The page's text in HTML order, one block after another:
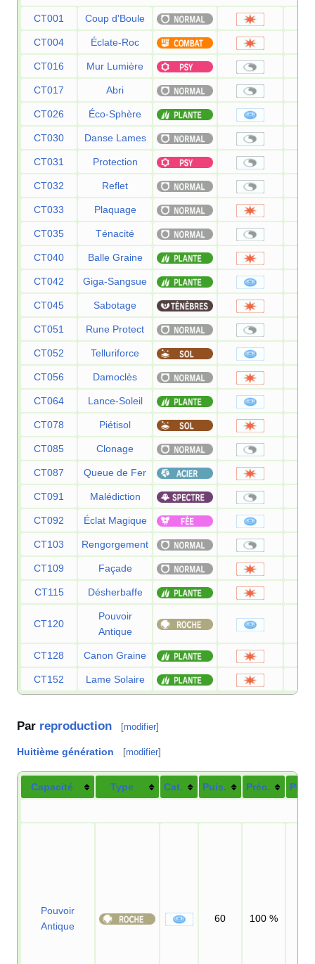
CT001 Coup d'Boule
CT004 Éclate-Roc
CT016 Mur Lumière
CT017 Abri
CT026 Éco-Sphère
CT030 Danse Lames
CT031 Protection
CT032 Reflet
CT033 Plaquage
CT035 Ténacité
CT040 Balle Graine
CT042 Giga-Sangsue
CT045 Sabotage
CT051 Rune Protect
CT052 Telluriforce
CT056 Damoclès
CT064 Lance-Soleil
CT078 Piétisol
CT085 Clonage
CT087 Queue de Fer
CT091 Malédiction
CT092 Éclat Magique
CT103 Rengorgement
CT109 Façade
CT115 Désherbaffe
CT120
Pouvoir
Antique
CT128 Canon Graine
CT152 Lame Solaire
Par reproduction [modifier]
Huitième génération [modifier]
Capacité Type Cat. Puis. Préc. PP
Pouvoir
Antique
60 100 %